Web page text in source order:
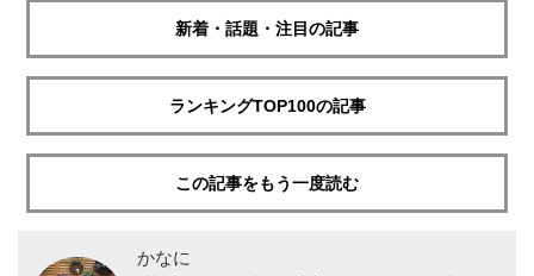
新着・話題・注目の記事
ランキングTOP100の記事
この記事をもう一度読む
かなに